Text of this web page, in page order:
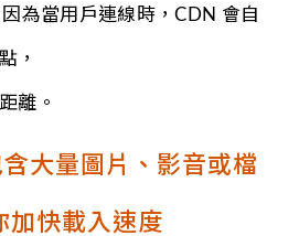
為當用戶連線時，CDN 會自
，
離。
大量圖片、影音或檔
加快載入速度